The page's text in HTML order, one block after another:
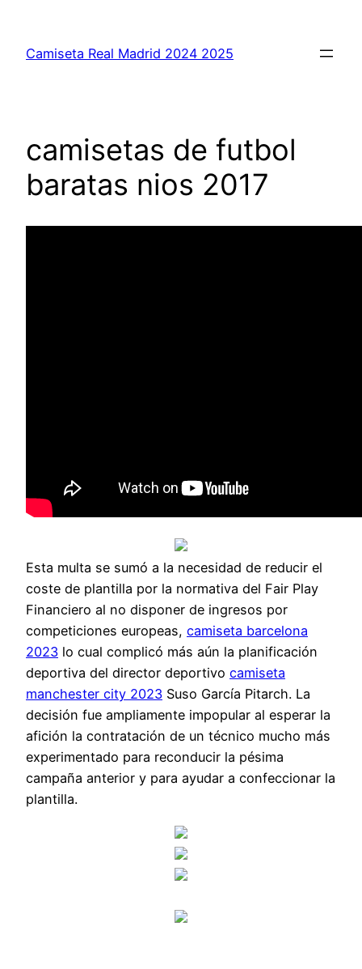
contenido
Camiseta Real Madrid 2024 2025
camisetas de futbol
baratas nios 2017
Esta multa se sumó a la necesidad de reducir el
coste de plantilla por la normativa del Fair Play
Financiero al no disponer de ingresos por
competiciones europeas, camiseta barcelona
2023 lo cual complicó más aún la planificación
deportiva del director deportivo camiseta
manchester city 2023 Suso García Pitarch. La
decisión fue ampliamente impopular al esperar la
afición la contratación de un técnico mucho más
experimentado para reconducir la pésima
campaña anterior y para ayudar a confeccionar la
plantilla.